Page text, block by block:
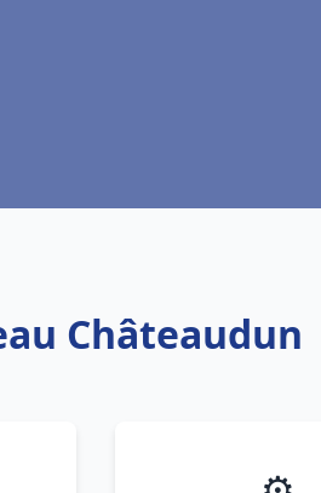
Châteaudun